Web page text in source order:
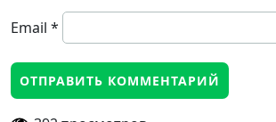
Email *